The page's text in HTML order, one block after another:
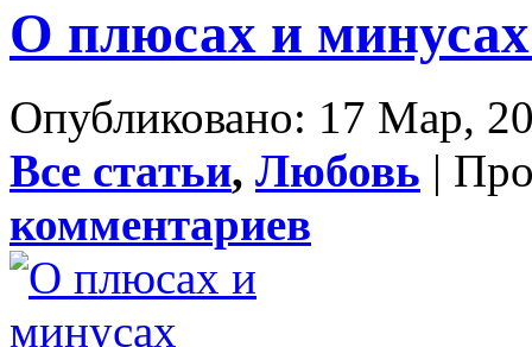
О плюсах и
Опубликовано: 17 Мар,
Все статьи, Любовь |
комментариев